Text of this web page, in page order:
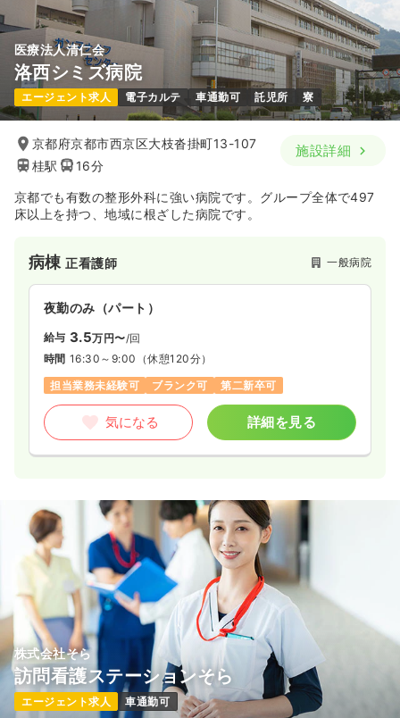
医療法人清仁会
洛西シミズ病院
エージェント求人 電子カルテ 車通勤可 託児所 寮
京都府京都市西京区大枝沓掛町13-107
桂駅
16分
施設詳細
京都でも有数の整形外科に強い病院です。グループ全体で497
床以上を持つ、地域に根ざした病院です。
病棟正看護師 一般病院
夜勤のみ（パート）
給与 3.5万円〜/回
時間 16:30～9:00 （休憩120分）
担当業務未経験可
ブランク可 第二新卒可
気になる 詳細を見る
株式会社そら
訪問看護ステーションそら
エージェント求人 車通勤可